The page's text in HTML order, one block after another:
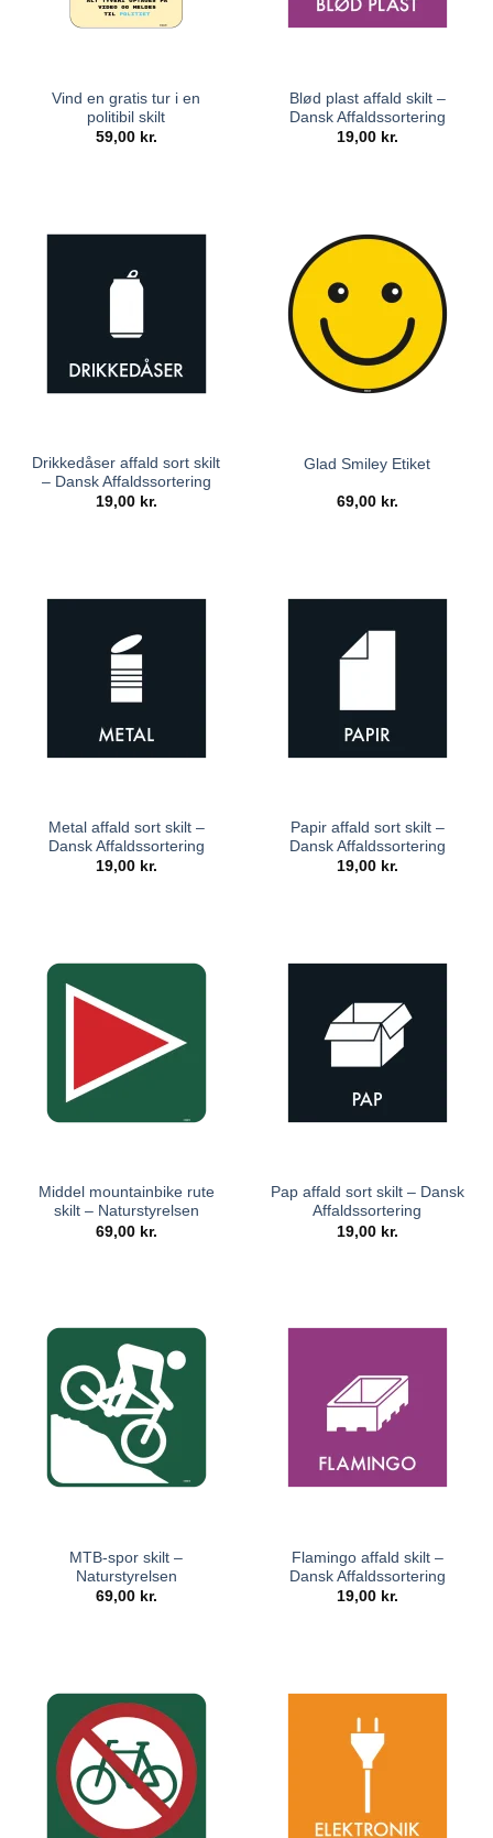
Vind en gratis tur i en
politibil skilt
59,00 kr.
Blød plast affald skilt –
Dansk Affaldssortering
19,00 kr.
Drikkedåser affald sort skilt
– Dansk Affaldssortering
19,00 kr.
Glad Smiley Etiket
69,00 kr.
Metal affald sort skilt –
Dansk Affaldssortering
19,00 kr.
Papir affald sort skilt –
Dansk Affaldssortering
19,00 kr.
Middel mountainbike rute
skilt – Naturstyrelsen
69,00 kr.
Pap affald sort skilt – Dansk
Affaldssortering
19,00 kr.
MTB-spor skilt –
Naturstyrelsen
69,00 kr.
Flamingo affald skilt –
Dansk Affaldssortering
19,00 kr.